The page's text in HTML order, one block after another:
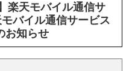
楽天モバイル通信サ
バイル通信サービス
お知らせ